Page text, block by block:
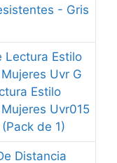
- Gris
Lectura Estilo
Uvr G
Estilo
Uvr015
de 1)
Distancia